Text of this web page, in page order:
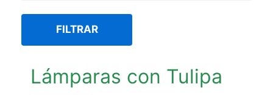
FILTRAR
Lámparas con Tulipa